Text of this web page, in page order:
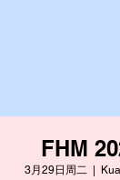
FHM
3月29日周二
  |